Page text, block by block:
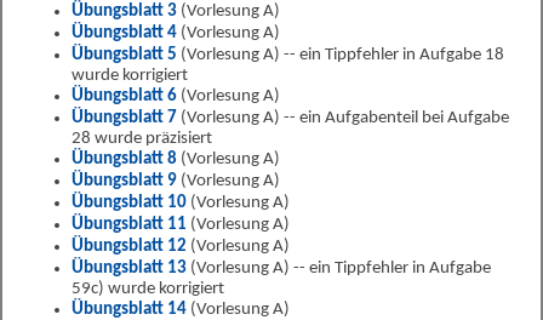
Übungsblatt 3 (Vorlesung A)
Übungsblatt 4 (Vorlesung A)
Übungsblatt 5 (Vorlesung A) -- ein Tippfehler in Aufgabe 18
wurde korrigiert
Übungsblatt 6 (Vorlesung A)
Übungsblatt 7 (Vorlesung A) -- ein Aufgabenteil bei Aufgabe
28 wurde präzisiert
Übungsblatt 8 (Vorlesung A)
Übungsblatt 9 (Vorlesung A)
Übungsblatt 10 (Vorlesung A)
Übungsblatt 11 (Vorlesung A)
Übungsblatt 12 (Vorlesung A)
Übungsblatt 13 (Vorlesung A) -- ein Tippfehler in Aufgabe
59c) wurde korrigiert
Übungsblatt 14 (Vorlesung A)